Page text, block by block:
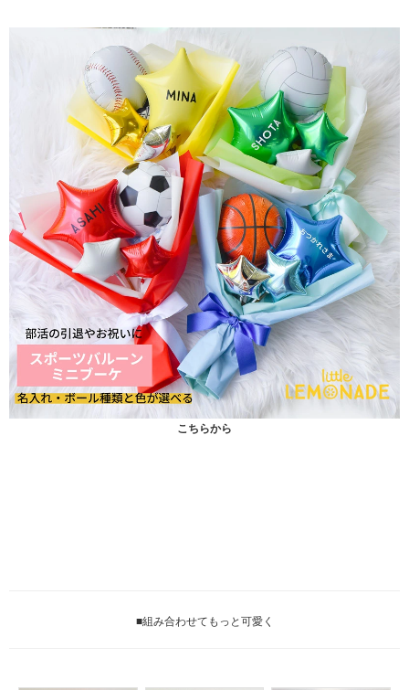
こちらから
■組み合わせてもっと可愛く